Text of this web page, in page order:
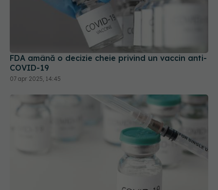
FDA amână o decizie cheie privind un vaccin anti-
COVID-19
07 apr 2025, 14:45